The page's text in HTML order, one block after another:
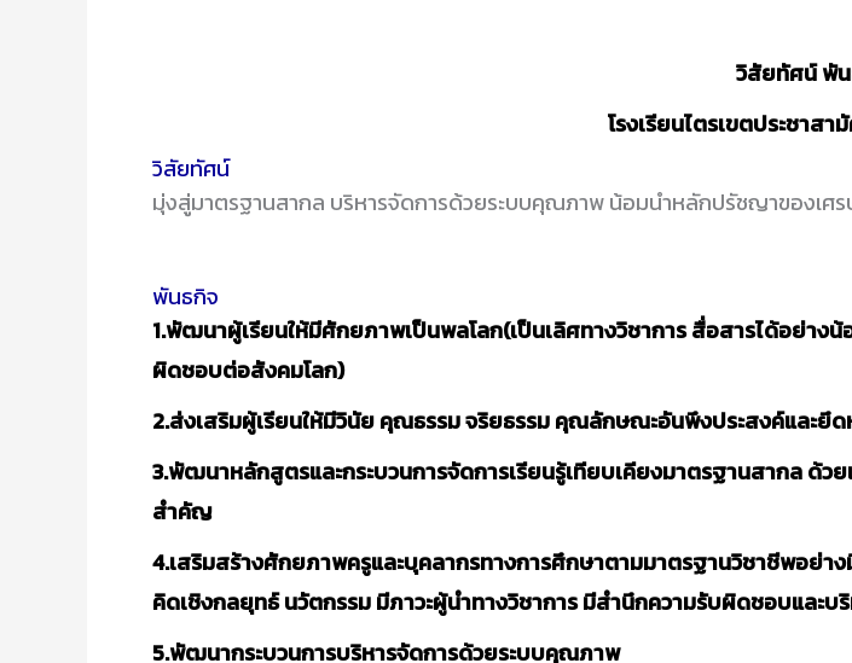
วิสัยทัศน์ พั
โรงเรียนไตรเขตประชาส
วิสัยทัศน์
มุ่งสู่มาตรฐานสากล บริหารจัดการด้วยระบบคุณภาพ น้อมนำหลักปรัชญาของเศ
พันธกิจ
1.พัฒนาผู้เรียนให้มีศักยภาพเป็นพลโลก(เป็นเลิศทางวิชาการ สื่อสารได้อย่า
ผิดชอบต่อสังคมโลก)
2.ส่งเสริมผู้เรียนให้มีวินัย คุณธรรม จริยธรรม คุณลักษณะอันพึงประสงค์และ
3.พัฒนาหลักสูตรและกระบวนการจัดการเรียนรู้เทียบเคียงมาตรฐานสากล ด้ว
สำคัญ
4.เสริมสร้างศักยภาพครูและบุคลากรทางการศึกษาตามมาตรฐานวิชาชีพอย่
คิดเชิงกลยุทธ์ นวัตกรรม มีภาวะผู้นำทางวิชาการ มีสำนึกความรับผิดชอบและ
5.พัฒนากระบวนการบริหารจัดการด้วยระบบคุณภาพ